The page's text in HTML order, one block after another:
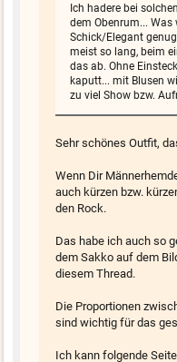
Ich hadere bei
dem Obenrum...
Schick/Elegant
meist so lang, beim
das ab. Ohne
kaputt... mit Blusen
zu viel Show bzw.
Sehr schönes Outfit,
Wenn Dir
auch kürzen bzw.
den Rock.
Das habe ich auch so
dem Sakko auf dem
diesem Thread.
Die Proportionen
sind wichtig für das
Ich kann folgende